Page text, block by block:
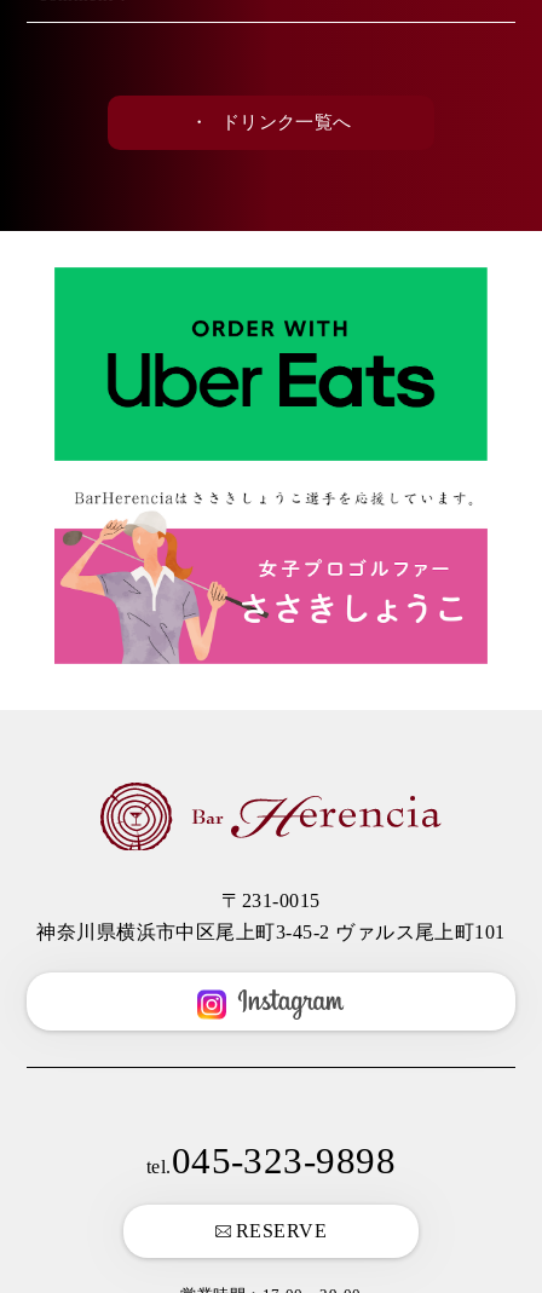
・ ドリンク一覧へ
〒231-0015
神奈川県横浜市中区尾上町3-45-2 ヴァルス尾上町101
tel.045-323-9898
RESERVE